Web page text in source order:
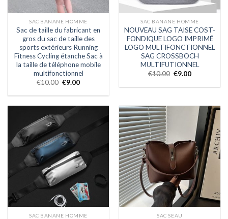
SAC BANANE HOMME
Sac de taille du fabricant en
gros du sac de taille des
sports extérieurs Running
Fitness Cycling étanche Sac à
la taille de téléphone mobile
multifonctionnel
€10.00 €9.00
SAC BANANE HOMME
NOUVEAU SAG TAISE COST-
FONDIQUE LOGO IMPRIMÉ
LOGO MULTIFONCTIONNEL
SAG CROSSBOCH
MULTIFUTIONNEL
€10.00 €9.00
SAC BANANE HOMME SAC SEAU